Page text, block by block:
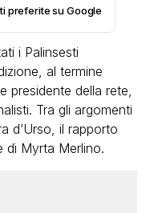
preferite su Google
i Palinsesti
al termine
presidente della rete,
Tra gli argomenti
d’Urso, il rapporto
di Myrta Merlino.